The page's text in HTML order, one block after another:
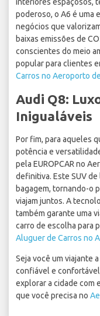
poderoso, o A6 é uma
negócios que
baixas emissões de
conscientes do meio
popular para clientes
Carros no Aeroporto
Audi Q8:
Inigualáveis
Por fim, para aqueles
potência e
pela EUROPCAR no
definitiva. Este SUV
bagagem, tornando-o
viajam juntos. A
também garante uma
carro de escolha para
Aluguer de Carros no
Seja você um viajante
confiável e
explorar a cidade com
que você precisa no